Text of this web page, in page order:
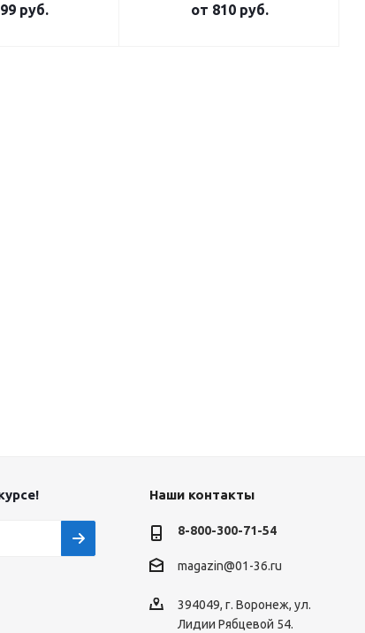
руб. от 810 руб.
Наши контакты
8-800-300-71-54
magazin@01-36.ru
394049, г. Воронеж, ул.
Лидии Рябцевой 54.